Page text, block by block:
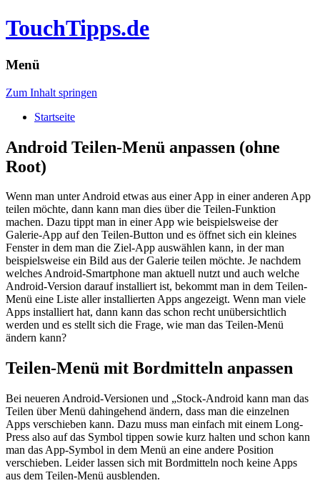
TouchTipps.de
Menü
Zum Inhalt springen
Startseite
Android Teilen-Menü anpassen (ohne
Root)
Wenn man unter Android etwas aus einer App in einer anderen App
teilen möchte, dann kann man dies über die Teilen-Funktion
machen. Dazu tippt man in einer App wie beispielsweise der
Galerie-App auf den Teilen-Button und es öffnet sich ein kleines
Fenster in dem man die Ziel-App auswählen kann, in der man
beispielsweise ein Bild aus der Galerie teilen möchte. Je nachdem
welches Android-Smartphone man aktuell nutzt und auch welche
Android-Version darauf installiert ist, bekommt man in dem Teilen-
Menü eine Liste aller installierten Apps angezeigt. Wenn man viele
Apps installiert hat, dann kann das schon recht unübersichtlich
werden und es stellt sich die Frage, wie man das Teilen-Menü
ändern kann?
Teilen-Menü mit Bordmitteln anpassen
Bei neueren Android-Versionen und „Stock-Android kann man das
Teilen über Menü dahingehend ändern, dass man die einzelnen
Apps verschieben kann. Dazu muss man einfach mit einem Long-
Press also auf das Symbol tippen sowie kurz halten und schon kann
man das App-Symbol in dem Menü an eine andere Position
verschieben. Leider lassen sich mit Bordmitteln noch keine Apps
aus dem Teilen-Menü ausblenden.